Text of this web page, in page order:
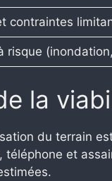
contraintes
risque
la
du terrain
et